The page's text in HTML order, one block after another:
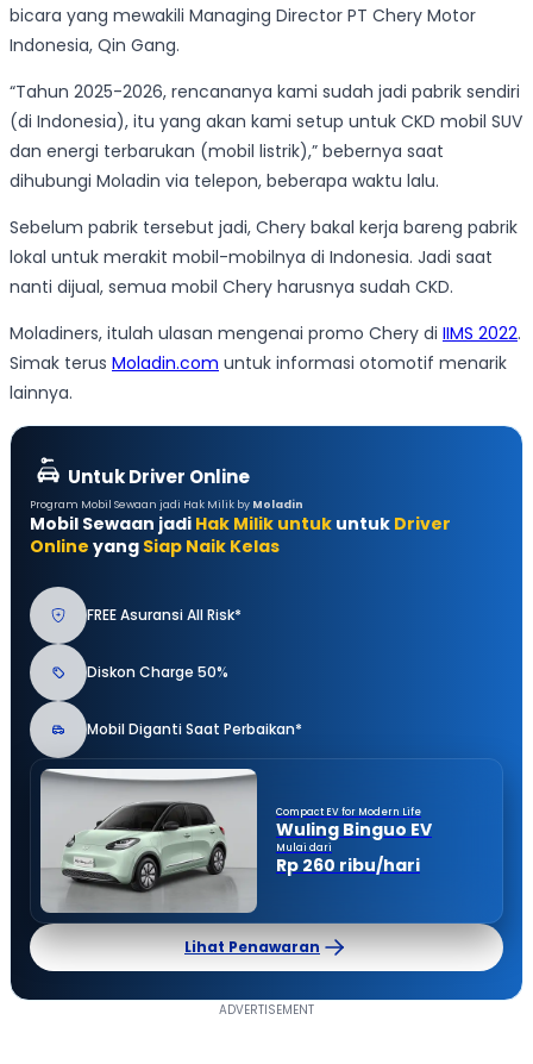
bicara yang mewakili Managing Director PT Chery Motor
Indonesia, Qin Gang.
“Tahun 2025-2026, rencananya kami sudah jadi pabrik sendiri
(di Indonesia), itu yang akan kami setup untuk CKD mobil SUV
dan energi terbarukan (mobil listrik),” bebernya saat
dihubungi Moladin via telepon, beberapa waktu lalu.
Sebelum pabrik tersebut jadi, Chery bakal kerja bareng pabrik
lokal untuk merakit mobil-mobilnya di Indonesia. Jadi saat
nanti dijual, semua mobil Chery harusnya sudah CKD.
Moladiners, itulah ulasan mengenai promo Chery di IIMS 2022.
Simak terus Moladin.com untuk informasi otomotif menarik
lainnya.
Untuk Driver Online
Program Mobil Sewaan jadi Hak Milik by Moladin
Mobil Sewaan jadi Hak Milik untuk untuk Driver
Online yang Siap Naik Kelas
FREE Asuransi All Risk*
Diskon Charge 50%
Mobil Diganti Saat Perbaikan*
Compact EV for Modern Life
Wuling Binguo EV
Mulai dari
Rp 260 ribu/hari
Lihat Penawaran